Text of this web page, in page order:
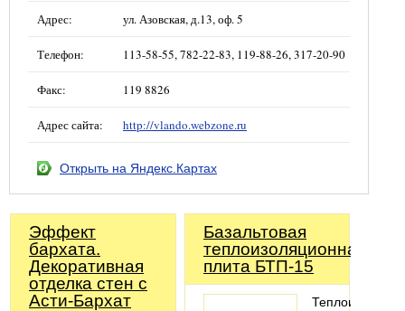
Адрес: ул. Азовская, д.13, оф. 5
Телефон: 113-58-55, 782-22-83, 119-88-26, 317-20-90
Факс: 119 8826
Адрес сайта: http://vlando.webzone.ru
Открыть на Яндекс.Картах
Эффект
бархата.
Декоративная
отделка стен с
Асти-Бархат
Базальтовая
теплоизоляционная
плита БТП-15